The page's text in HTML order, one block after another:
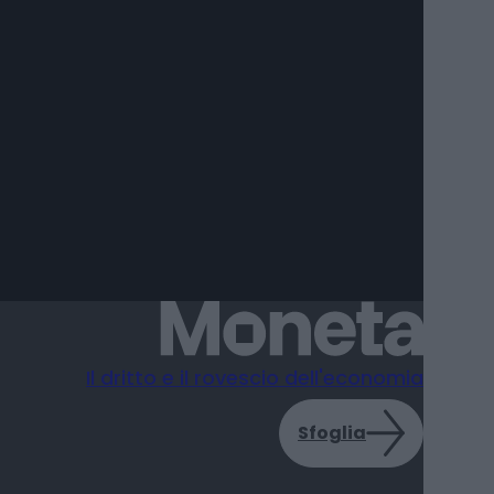
Il dritto e il rovescio dell'economia